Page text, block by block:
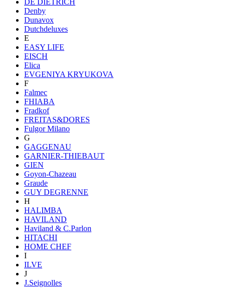
Denby
Dunavox
Dutchdeluxes
E
EASY LIFE
EISCH
Elica
EVGENIYA KRYUKOVA
F
Falmec
FHIABA
Fradkof
FREITAS&DORES
Fulgor Milano
G
GAGGENAU
GARNIER-THIEBAUT
GIEN
Goyon-Chazeau
Graude
GUY DEGRENNE
H
HALIMBA
HAVILAND
Haviland & C.Parlon
HITACHI
HOME CHEF
I
ILVE
J
J.Seignolles